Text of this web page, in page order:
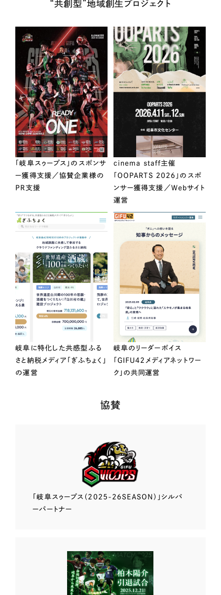
“共創型”地域創生プロジェクト
「岐阜スゥープス」のスポンサ
ー獲得支援／協賛企業様の
PR支援
cinema staff主催
「OOPARTS 2026」のスポ
ンサー獲得支援／Webサイト
運営
岐阜に特化した共感型ふる
さと納税メディア「ぎふちょく」
の運営
岐阜のリーダーボイス
「GIFU42メディアネットワー
ク」の共同運営
協賛
「岐阜スゥープス （2025-26SEASON）」 シルバ
ーパートナー